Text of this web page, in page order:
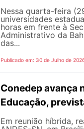
Nessa quarta-feira
universidades
horas em frente à
Administrativo da
das...
Publicado em: 30 de Julho de
Conedep avança
Educação,
Em reunião híbrida,